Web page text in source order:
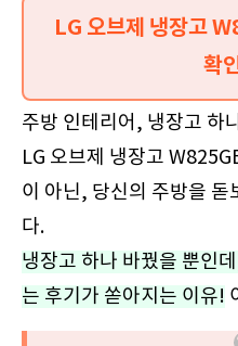
LG 오브제 냉장고
확
주방 인테리어, 냉장고 하
LG 오브제 냉장고
이 아닌, 당신의 주방을 돋
다.
냉장고 하나 바꿨을 뿐인
는 후기가 쏟아지는 이유!